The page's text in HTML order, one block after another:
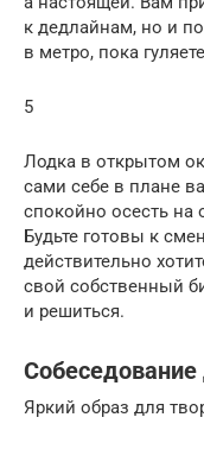
к дедлайнам, но и
в метро, пока
5
Лодка в открытом
сами себе в плане
спокойно осесть
Будьте готовы к
действительно
свой собственный
и решиться.
Яркий образ для